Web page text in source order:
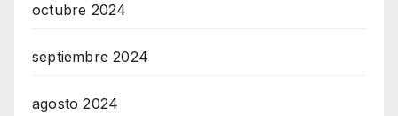
octubre 2024
septiembre 2024
agosto 2024